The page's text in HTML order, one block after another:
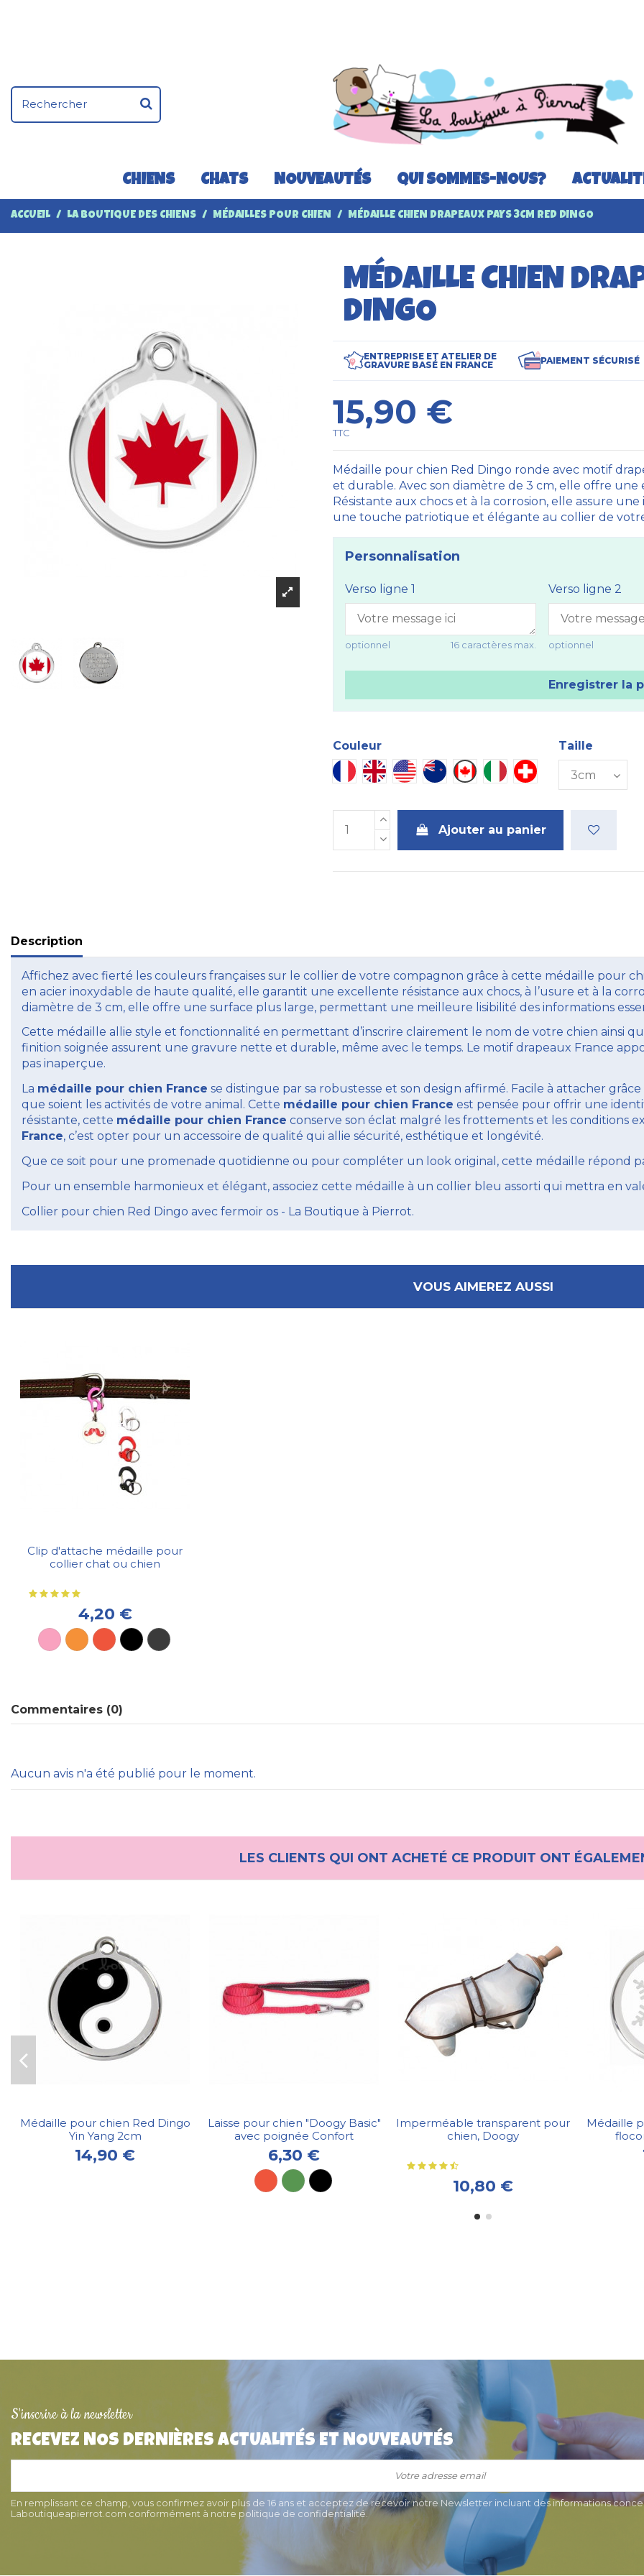
CHIENS CHATS NOUVEAUTÉS QUI SOMMES-NOUS?
ACCUEIL LA BOUTIQUE DES CHIENS MÉDAILLES POUR CHIEN MÉDAILLE CHIEN DRAPEAUX PAYS 3CM RED DINGO
MÉDAILLE CHIEN
DINGO
ENTREPRISE ET ATELIER DE
GRAVURE BASÉ EN FRANCE
PAIEMENT SÉCURISÉ
15,90 €
TTC
Médaille pour chien Red Dingo ronde avec motif
et durable. Avec son diamètre de 3 cm, elle offre
Résistante aux chocs et à la corrosion, elle assure
une touche patriotique et élégante au collier de
Personnalisation
Verso ligne 1
optionnel 16 caractères max.
Verso ligne 2
optionnel
Enregistrer la
Couleur
FranceEng Usa Aus CanadaItalie Suisse
Taille
Ajouter au panier
Description
Affichez avec fierté les couleurs françaises sur le collier de votre compagnon grâce à cette médaille pour
en acier inoxydable de haute qualité, elle garantit une excellente résistance aux chocs, à l’usure et à la
diamètre de 3 cm, elle offre une surface plus large, permettant une meilleure lisibilité des informations
Cette médaille allie style et fonctionnalité en permettant d’inscrire clairement le nom de votre chien ainsi
finition soignée assurent une gravure nette et durable, même avec le temps. Le motif drapeaux France
pas inaperçue.
La médaille pour chien France se distingue par sa robustesse et son design affirmé. Facile à attacher
que soient les activités de votre animal. Cette médaille pour chien France est pensée pour offrir une
résistante, cette médaille pour chien France conserve son éclat malgré les frottements et les conditions
France, c’est opter pour un accessoire de qualité qui allie sécurité, esthétique et longévité.
Que ce soit pour une promenade quotidienne ou pour compléter un look original, cette médaille répond
Pour un ensemble harmonieux et élégant, associez cette médaille à un collier bleu assorti qui mettra en
Collier pour chien Red Dingo avec fermoir os - La Boutique à Pierrot.
VOUS AIMEREZ AUSSI
Clip d'attache médaille pour
collier chat ou chien
4,20 €
Commentaires (0)
Aucun avis n'a été publié pour le moment.
LES CLIENTS QUI ONT ACHETÉ CE PRODUIT ONT
Médaille pour chien Red Dingo
Yin Yang 2cm
14,90 €
Laisse pour chien "Doogy Basic"
avec poignée Confort
6,30 €
Imperméable transparent pour
chien, Doogy
10,80 €
Médaille
Médaille pour chat ronde
Médaille pour chien
Médaille chien Red Dingo trèfle
à 4 feuilles 3cm
15,90 €
S'inscrire à la newsletter
RECEVEZ NOS DERNIÈRES ACTUALITÉS ET NOUVEAUTÉS
En remplissant ce champ, vous confirmez avoir plus de 16 ans et acceptez de recevoir notre Newsletter incluant des informations
Laboutiqueapierrot.com conformément à notre politique de confidentialité.